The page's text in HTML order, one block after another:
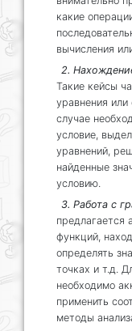
какие
вычисления
2.
Такие кейсы
уравнения
случае
условие,
уравнений,
найденные
условию.
3. Работа с
предлагается
функций,
определять
точках и т.д.
необходимо
применить
методы